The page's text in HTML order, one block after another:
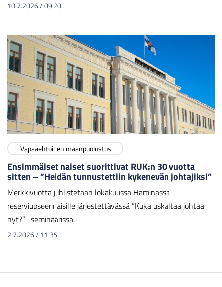
10.7.2026/09:20
Vapaaehtoinen maanpuolustus
Ensimmäiset naiset suorittivat RUK:n 30 vuotta
sitten – ”Heidän tunnustettiin kykenevän johtajiksi”
Merkkivuotta juhlistetaan lokakuussa Haminassa
reserviupseerinaisille järjestettävässä ”Kuka uskaltaa johtaa
nyt?” -seminaarissa.
2.7.2026/ 11:35